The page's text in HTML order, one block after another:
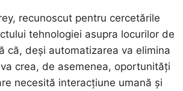
recunoscut pentru cercetările
tehnologiei asupra locurilor de
că, deși automatizarea va elimina
crea, de asemenea, oportunități
necesită interacțiune umană și